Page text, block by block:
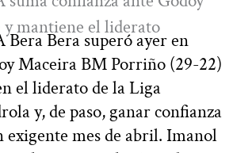
mantiene el liderato
Bera superó ayer en
Maceira BM Porriño (29-22)
el liderato de la Liga
y, de paso, ganar confianza
mes de abril. Imanol